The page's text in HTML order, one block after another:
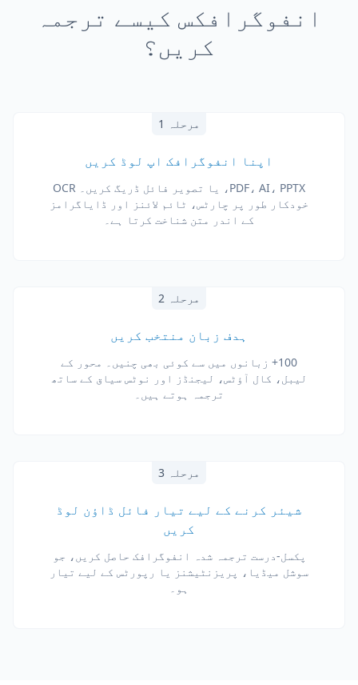
انفوگرافکس کیسے ترجمہ
کریں؟
مرحلہ 1
اپنا انفوگرافک اپ لوڈ کریں
PDF، AI، PPTX، یا تصویر فائل ڈریگ کریں۔ OCR
خودکار طور پر چارٹس، ٹائم لائنز اور ڈایاگرامز
کے اندر متن شناخت کرتا ہے۔
مرحلہ 2
ہدف زبان منتخب کریں
100+ زبانوں میں سے کوئی بھی چنیں۔ محور کے
لیبل، کال آؤٹس، لیجنڈز اور نوٹس سیاق کے ساتھ
ترجمہ ہوتے ہیں۔
مرحلہ 3
شیئر کرنے کے لیے تیار فائل ڈاؤن لوڈ
کریں
پکسل-درست ترجمہ شدہ انفوگرافک حاصل کریں، جو
سوشل میڈیا، پریزنٹیشنز یا رپورٹس کے لیے تیار
ہو۔